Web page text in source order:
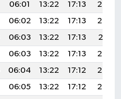
06:01 13:22 17:13
20:33
06:02 13:22 17:13
20:32
06:03 13:22 17:13
20:31
06:03 13:22 17:13
20:30
06:04 13:22 17:12
20:29
06:05 13:22 17:12
20:28